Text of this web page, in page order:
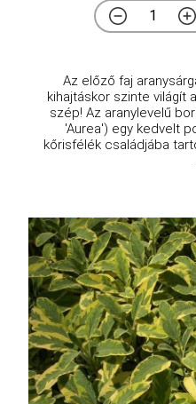
Az előző faj
kihajtáskor szinte világít
szép! Az aranylevelű
'Aurea') egy kedvelt
kőrisfélék családjába